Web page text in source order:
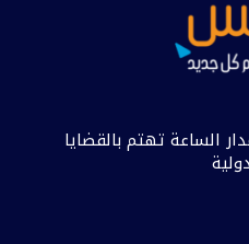
الساعة تهتم بالقضايا